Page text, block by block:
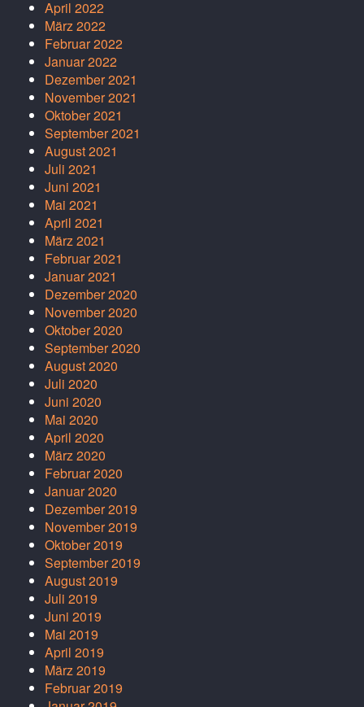
April 2022
März 2022
Februar 2022
Januar 2022
Dezember 2021
November 2021
Oktober 2021
September 2021
August 2021
Juli 2021
Juni 2021
Mai 2021
April 2021
März 2021
Februar 2021
Januar 2021
Dezember 2020
November 2020
Oktober 2020
September 2020
August 2020
Juli 2020
Juni 2020
Mai 2020
April 2020
März 2020
Februar 2020
Januar 2020
Dezember 2019
November 2019
Oktober 2019
September 2019
August 2019
Juli 2019
Juni 2019
Mai 2019
April 2019
März 2019
Februar 2019